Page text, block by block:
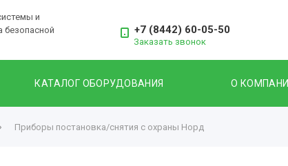
и
безопасной
+7 (8442) 60-05-50
Заказать звонок
КАТАЛОГ ОБОРУДОВАНИЯ О
Приборы постановка/снятия с охраны Норд